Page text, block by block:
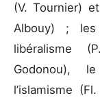
(V. Tournier)
Albouy) ;
libéralisme
Godonou),
l’islamisme